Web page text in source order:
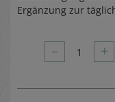
Ergänzung zur
– 1 +